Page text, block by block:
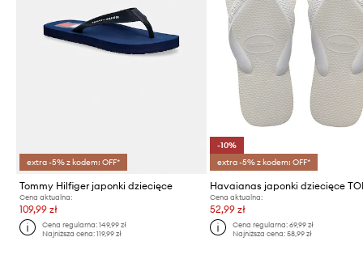
extra -5% z kodem: OFF*
Tommy Hilfiger japonki dziecięce
Cena aktualna:
109,99 zł
Cena regularna:149,99 zł
Najniższa cena:119,99 zł
-10%
extra -5% z kodem: OFF*
Havaianas japonki dziecięce
Cena aktualna:
52,99 zł
Cena regularna: 69,99 zł
Najniższa cena: 58,99 zł